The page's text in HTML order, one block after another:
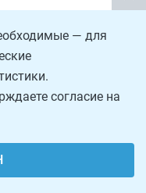
— для
согласие на